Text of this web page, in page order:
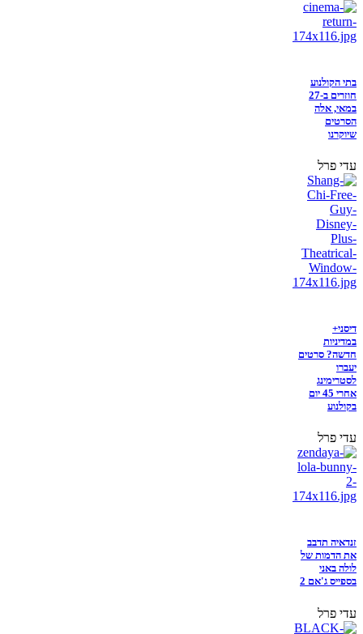
בתי הקולנוע
חוזרים ב-27
במאי, אלה
הסרטים
שיוקרנו
עדי פרל
דיסני+
במדיניות
חדשה? סרטים
יעברו
לסטרימינג
אחרי 45 יום
בקולנוע
עדי פרל
זנדאיה תדבב
את הדמות של
לולה באני
בספייס ג'אם 2
עדי פרל